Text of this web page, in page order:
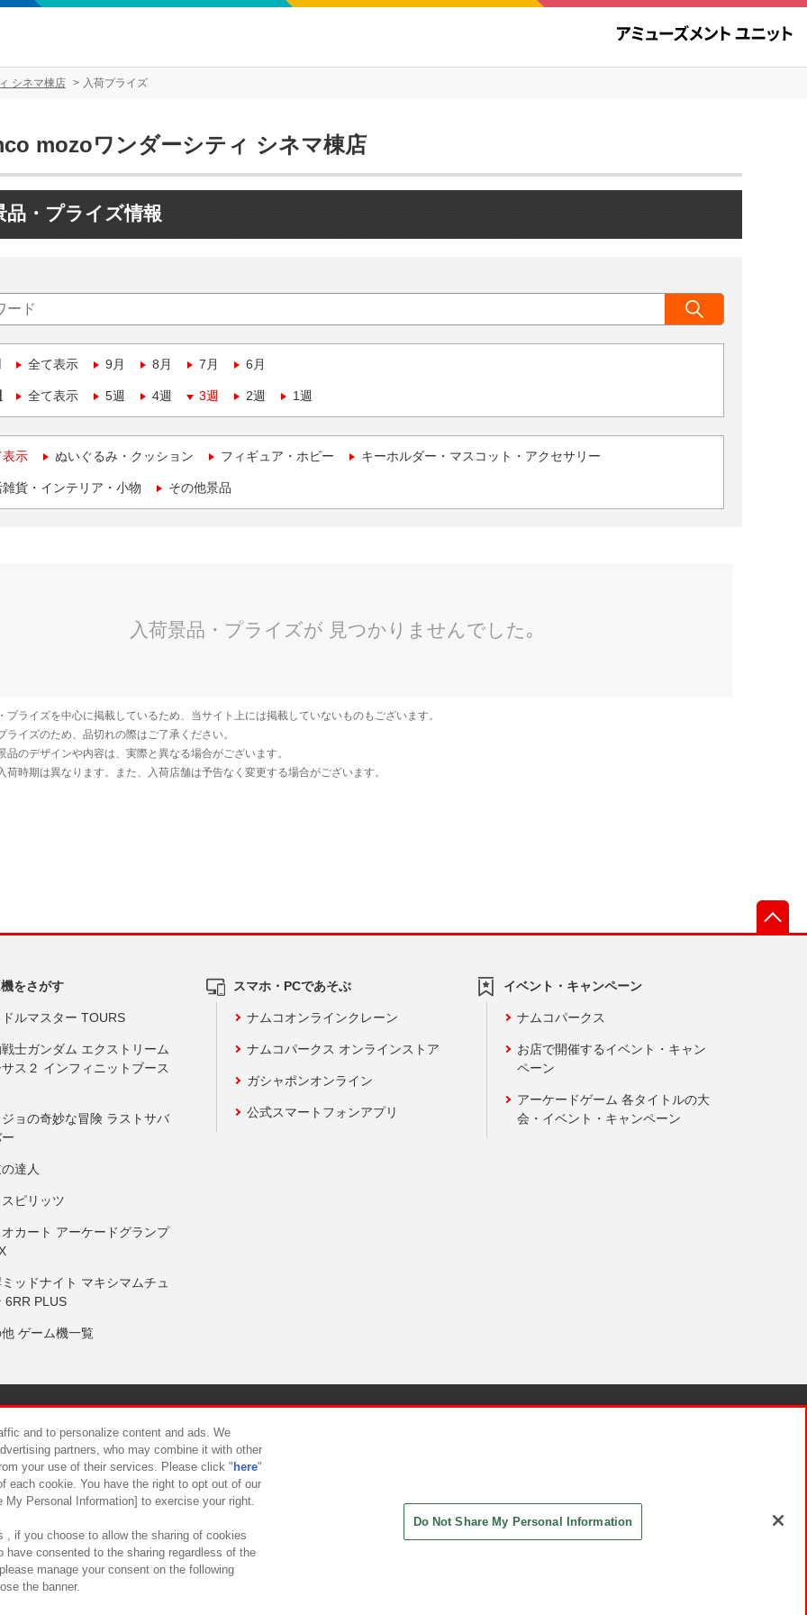
シネマ棟店 入荷プライズ
mozoワンダーシティ シネマ棟店
品・プライズ情報
全て表示 9月 8月 7月 6月
全て表示 5週 4週 3週 2週 1週
表示 ぬいぐるみ・クッション フィギュア・ホビー キーホルダー・マスコット・アクセサリー
貨・インテリア・小物 その他景品
をさがす
ルマスター TOURS
士ガンダム エクストリーム
ス２ インフィニットブース
ョの奇妙な冒険 ラストサバ
達人
ピリッツ
カート アーケードグランプ
ッドナイト マキシマムチュ
6RR PLUS
ゲーム機一覧
スマホ・PCであそぶ
ナムコオンラインクレーン
ナムコパークス オンラインストア
ガシャポンオンライン
公式スマートフォンアプリ
イベント・キャンペーン
ナムコパークス
お店で開催するイベント・キャン
ペーン
アーケードゲーム 各タイトルの大
会・イベント・キャンペーン
について カスタマーハラスメント対応方針
and to personalize content and ads. We
partners, who may combine it with other
your use of their services. Please click " here"
each cookie. You have the right to opt out of our
Personal Information] to exercise your right.
, if you choose to allow the sharing of cookies
have consented to the sharing regardless of the
manage your consent on the following
the banner.
Do Not Share My Personal Information